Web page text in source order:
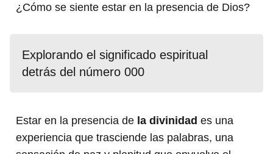
¿Cómo se siente estar en la presencia de Dios?
Explorando el significado espiritual
detrás del número 000
Estar en la presencia de la divinidad es una
experiencia que trasciende las palabras, una